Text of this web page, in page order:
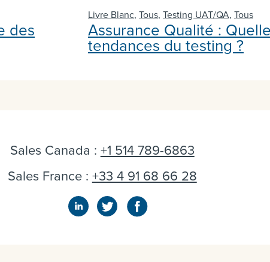
des
Livre Blanc, Tous, Testing UAT/QA, Tous
Assurance Qualité :
tendances du testing ?
Sales Canada : +1 514 789-6863
Sales France : +33 4 91 68 66 28